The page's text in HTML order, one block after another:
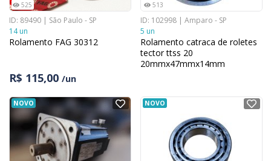
525
ID: 89490 | São Paulo - SP
14 un
Rolamento FAG 30312
R$ 115,00 /un
513
ID: 102998 | Amparo - SP
5 un
Rolamento catraca de roletes
tector ttss 20
20mmx47mmx14mm
NOVO NOVO